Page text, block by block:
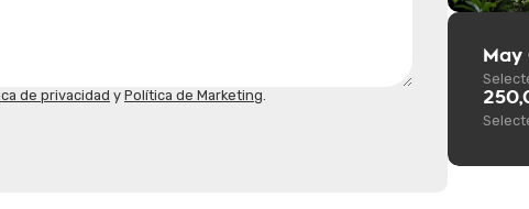
de privacidad y Política de Marketing.
May